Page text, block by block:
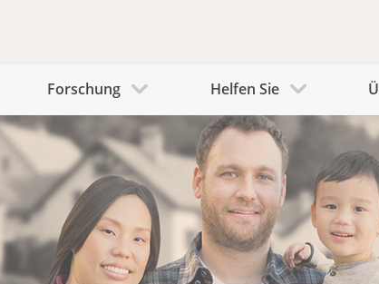
Forschung Helfen Sie